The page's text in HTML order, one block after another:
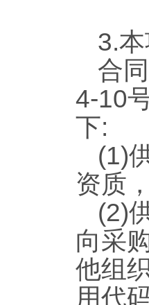
3.
合
4-10
下:
(1)
资质
(2)
向采
他组
用代